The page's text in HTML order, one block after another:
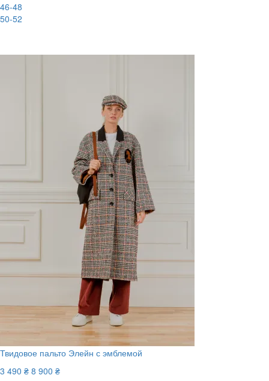
46-48
50-52
Твидовое пальто Элейн с эмблемой
3 490 ₴ 8 900 ₴